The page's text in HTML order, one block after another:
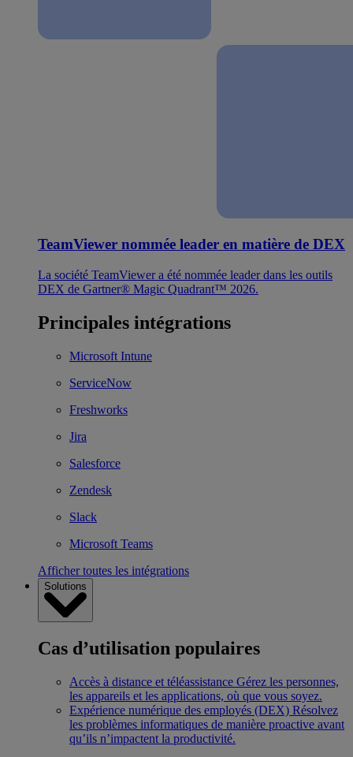
TeamViewer nommée leader en matière de DEX
La société TeamViewer a été nommée leader dans les outils
DEX de Gartner® Magic Quadrant™ 2026.
Principales intégrations
Microsoft Intune
ServiceNow
Freshworks
Jira
Salesforce
Zendesk
Slack
Microsoft Teams
Afficher toutes les intégrations
Solutions
Cas d’utilisation populaires
Accès à distance et téléassistance Gérez les personnes,
les appareils et les applications, où que vous soyez.
Expérience numérique des employés (DEX) Résolvez
les problèmes informatiques de manière proactive avant
qu’ils n’impactent la productivité.